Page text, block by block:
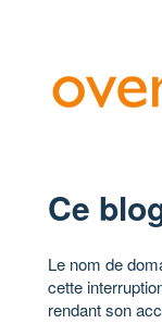
Ce
Le nom de
cette
rendant son